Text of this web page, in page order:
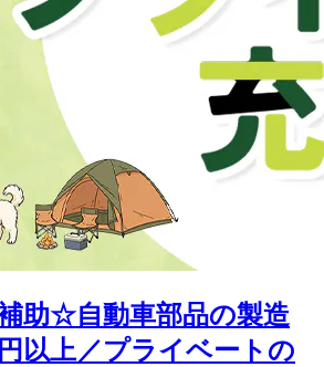
助☆自動車部品の製造
以上／プライベートの